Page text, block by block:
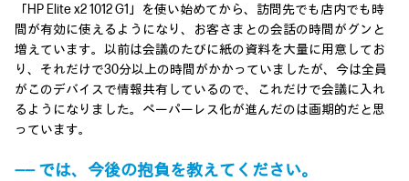
「HP Elite x2 1012 G1」を使い始めてから、訪問先でも店内でも時
間が有効に使えるようになり、お客さまとの会話の時間がグンと
増えています。以前は会議のたびに紙の資料を大量に用意してお
り、それだけで30分以上の時間がかかっていましたが、今は全員
がこのデバイスで情報共有しているので、これだけで会議に入れ
るようになりました。ペーパーレス化が進んだのは画期的だと思
っています。
―― では、今後の抱負を教えてください。